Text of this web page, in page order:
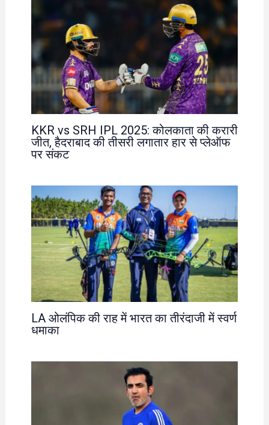
KKR vs SRH IPL 2025: कोलकाता की करारी
जीत, हैदराबाद की तीसरी लगातार हार से प्लेऑफ
पर संकट
LA ओलंपिक की राह में भारत का तीरंदाजी में स्वर्ण
धमाका